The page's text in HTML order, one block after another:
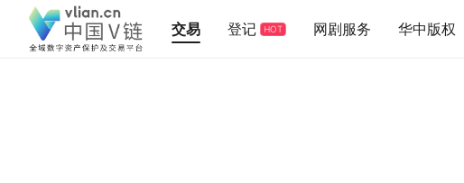
交易 登记 HOT 网剧服务 华中版权